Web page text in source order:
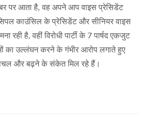
पर आता है, वह अपने आप वाइस प्रेसिडेंट
काउंसिल के प्रेसिडेंट और सीनियर वाइस
रही है, वहीं विरोधी पार्टी के 7 पार्षद एकजुट
का उल्लंघन करने के गंभीर आरोप लगाते हुए
हलचल और बढ़ने के संकेत मिल रहे हैं।